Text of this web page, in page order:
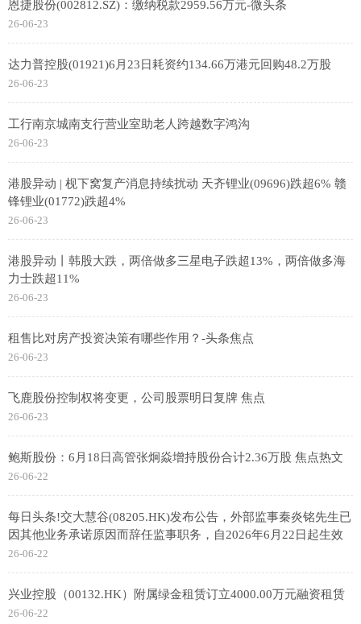
恩捷股份(002812.SZ)：缴纳税款2959.56万元-微头条
26-06-23
达力普控股(01921)6月23日耗资约134.66万港元回购48.2万股
26-06-23
工行南京城南支行营业室助老人跨越数字鸿沟
26-06-23
港股异动 | 枧下窝复产消息持续扰动 天齐锂业(09696)跌超6% 赣
锋锂业(01772)跌超4%
26-06-23
港股异动丨韩股大跌，两倍做多三星电子跌超13%，两倍做多海
力士跌超11%
26-06-23
租售比对房产投资决策有哪些作用？-头条焦点
26-06-23
飞鹿股份控制权将变更，公司股票明日复牌 焦点
26-06-23
鲍斯股份：6月18日高管张炯焱增持股份合计2.36万股 焦点热文
26-06-22
每日头条!交大慧谷(08205.HK)发布公告，外部监事秦炎铭先生已
因其他业务承诺原因而辞任监事职务，自2026年6月22日起生效
26-06-22
兴业控股（00132.HK）附属绿金租赁订立4000.00万元融资租赁
26-06-22